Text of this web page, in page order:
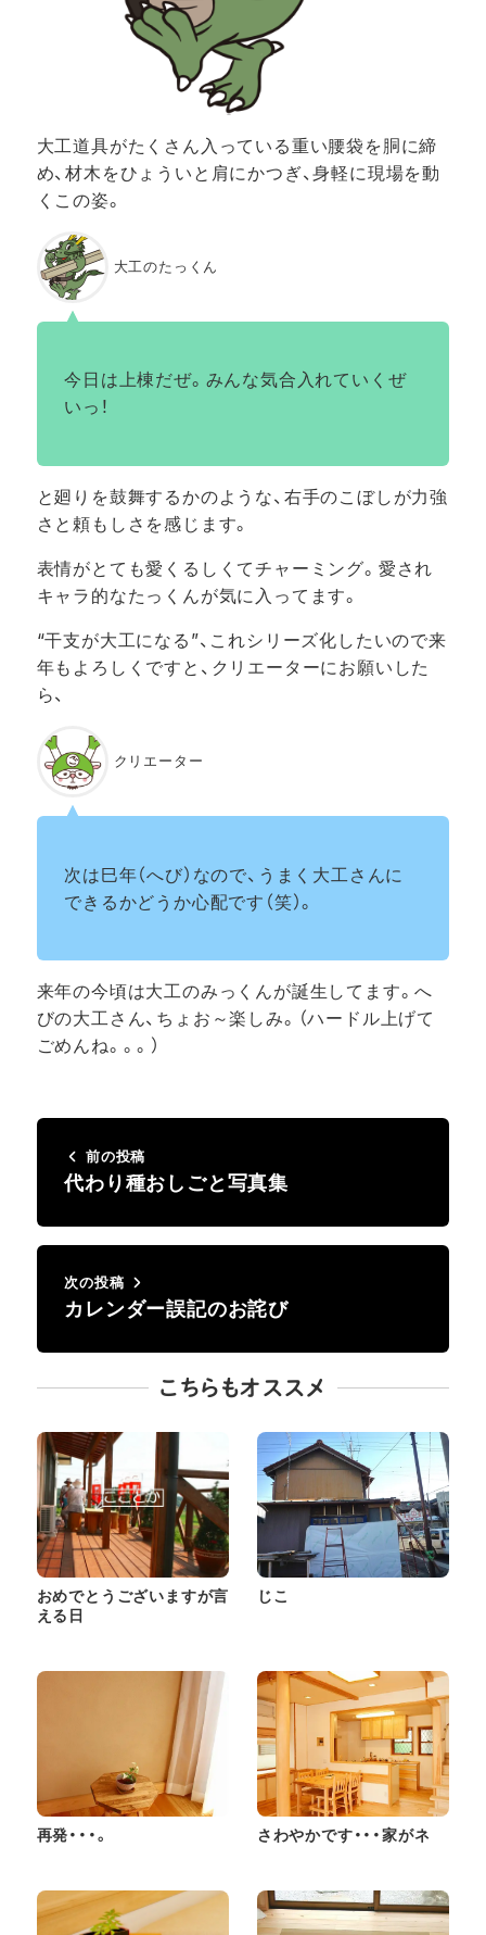
大工道具がたくさん入っている重い腰袋を胴に締
め、材木をひょういと肩にかつぎ、身軽に現場を動
くこの姿。
大工のたっくん
今日は上棟だぜ。みんな気合入れていくぜ
いっ！
と廻りを鼓舞するかのような、右手のこぼしが力強
さと頼もしさを感じます。
表情がとても愛くるしくてチャーミング。愛され
キャラ的なたっくんが気に入ってます。
“干支が大工になる”、これシリーズ化したいので来
年もよろしくですと、クリエーターにお願いした
ら、
クリエーター
次は巳年（へび）なので、うまく大工さんに
できるかどうか心配です（笑）。
来年の今頃は大工のみっくんが誕生してます。へ
びの大工さん、ちょお～楽しみ。（ハードル上げて
ごめんね。。。）
前の投稿
代わり種おしごと写真集
次の投稿
カレンダー誤記のお詫び
こちらもオススメ
おめでとうございますが言
える日
じこ
再発・・・。 さわやかです・・・家がネ